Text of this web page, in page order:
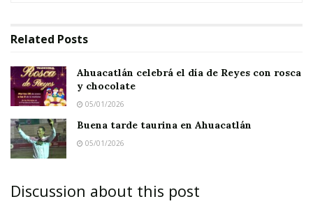
Related Posts
Ahuacatlán celebrá el día de Reyes con rosca
y chocolate
05/01/2026
Buena tarde taurina en Ahuacatlán
05/01/2026
Discussion about this post